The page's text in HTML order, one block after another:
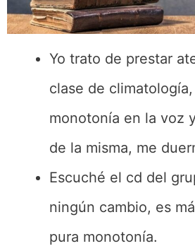
Yo trato de prestar
clase de
monotonía en la voz
de la misma, me
Escuché el cd del
ningún cambio, es
pura monotonía.